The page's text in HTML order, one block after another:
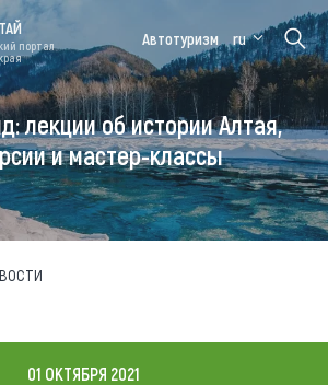
Цветение
Медицинский
форум
Алтайская
зимовка
портал
Автотуризм ru
лекции об истории Алтая,
и мастер-классы
01 ОКТЯБРЯ 2021